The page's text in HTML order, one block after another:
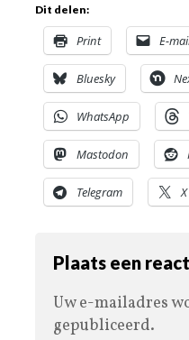
Dit delen:
Print E-
Bluesky
WhatsApp
Mastodon
Telegram X
Plaats een
Uw e-mailadres
gepubliceerd.